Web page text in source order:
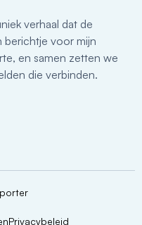
verhaal dat de
berichtje voor mijn
en samen zetten we
die verbinden.
Privacybeleid